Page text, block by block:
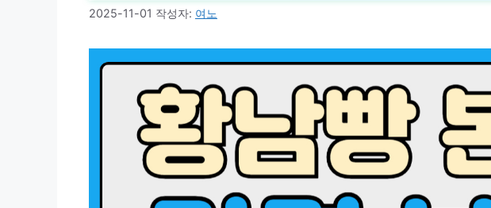
2025-11-01 작성자: 여노